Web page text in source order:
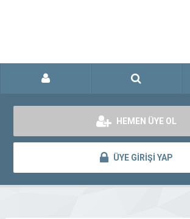
HEMEN ÜYE OL
ÜYE GİRİŞİ YAP